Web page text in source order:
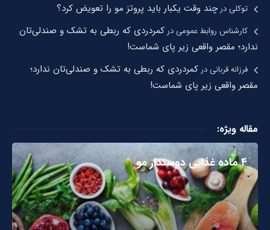
توکلیدرچند وقت یکبار باید پروتز مو را تعویض کرد؟
کارشناس روابط عمومیدر کمردردی که ربطی به تشک و صندلی‌تان
ندارد؛ مقصر واقعی زیر پای شماست!
فرزانه قربانیدر کمردردی که ربطی به تشک و صندلی‌تان ندارد؛
مقصر واقعی زیر پای شماست!
مقاله ویژه:
۴ ماده غذایی دوستدار مو